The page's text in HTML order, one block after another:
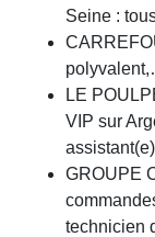
Seine :
LE
VIP sur
GROUPE
technicien